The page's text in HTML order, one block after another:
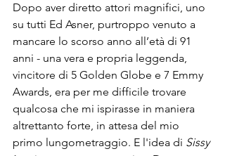
Dopo aver diretto attori magnifici, uno
su tutti Ed Asner, purtroppo venuto a
mancare lo scorso anno all’età di 91
anni - una vera e propria leggenda,
vincitore di 5 Golden Globe e 7 Emmy
Awards, era per me difficile trovare
qualcosa che mi ispirasse in maniera
altrettanto forte, in attesa del mio
primo lungometraggio. E l'idea di Sissy